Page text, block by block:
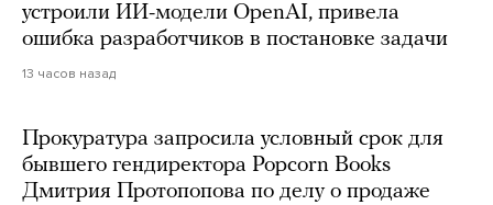
устроили ИИ-модели OpenAI, привела
ошибка разработчиков в постановке задачи
13 часов назад
Прокуратура запросила условный срок для
бывшего гендиректора Popcorn Books
Дмитрия Протопопова по делу о продаже